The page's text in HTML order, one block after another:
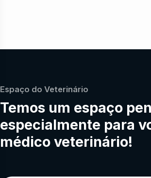
Espaço do Veterinário
Temos um espaço
especialmente para
médico veterinário!